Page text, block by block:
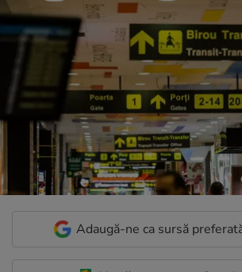
Adaugă-ne ca sursă